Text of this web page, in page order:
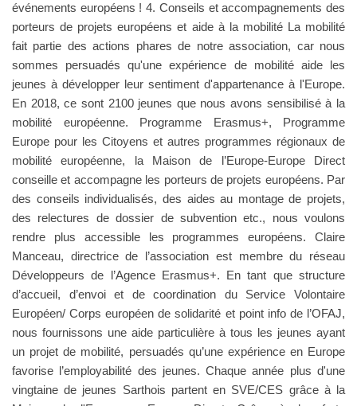
événements européens ! 4. Conseils et accompagnements des
porteurs de projets européens et aide à la mobilité La mobilité
fait partie des actions phares de notre association, car nous
sommes persuadés qu'une expérience de mobilité aide les
jeunes à développer leur sentiment d'appartenance à l'Europe.
En 2018, ce sont 2100 jeunes que nous avons sensibilisé à la
mobilité européenne. Programme Erasmus+, Programme
Europe pour les Citoyens et autres programmes régionaux de
mobilité européenne, la Maison de l’Europe-Europe Direct
conseille et accompagne les porteurs de projets européens. Par
des conseils individualisés, des aides au montage de projets,
des relectures de dossier de subvention etc., nous voulons
rendre plus accessible les programmes européens. Claire
Manceau, directrice de l’association est membre du réseau
Développeurs de l’Agence Erasmus+. En tant que structure
d’accueil, d’envoi et de coordination du Service Volontaire
Européen/ Corps européen de solidarité et point info de l’OFAJ,
nous fournissons une aide particulière à tous les jeunes ayant
un projet de mobilité, persuadés qu’une expérience en Europe
favorise l’employabilité des jeunes. Chaque année plus d'une
vingtaine de jeunes Sarthois partent en SVE/CES grâce à la